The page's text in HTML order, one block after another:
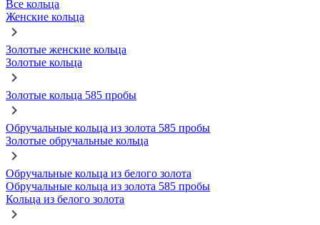
Все кольца
Женские кольца
Золотые женские кольца
Золотые кольца
Золотые кольца 585 пробы
Обручальные кольца из золота 585 пробы
Золотые обручальные кольца
Обручальные кольца из белого золота
Обручальные кольца из золота 585 пробы
Кольца из белого золота